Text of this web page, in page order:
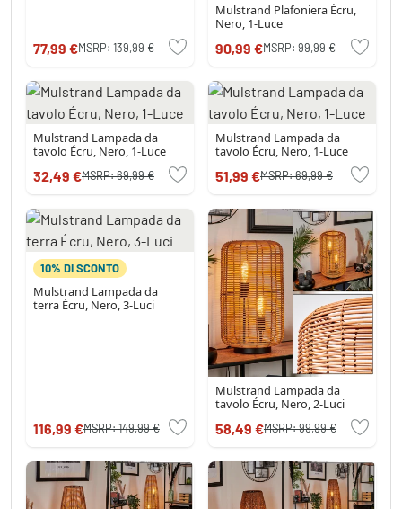
77,99 €MSRP:139,99 €
Mulstrand Plafoniera Écru,
Nero, 1-Luce
90,99 €MSRP:99,99 €
Mulstrand Lampada da
tavolo Écru, Nero, 1-Luce
32,49 €MSRP:69,99 €
Mulstrand Lampada da
tavolo Écru, Nero, 1-Luce
51,99 €MSRP:69,99 €
10% DI SCONTO
Mulstrand Lampada da
terra Écru, Nero, 3-Luci
116,99 €MSRP:149,99 €
Mulstrand Lampada da
tavolo Écru, Nero, 2-Luci
58,49 €MSRP:99,99 €